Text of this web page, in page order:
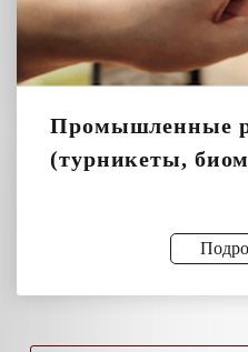
Промышленные
(турникеты,